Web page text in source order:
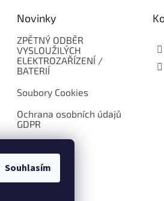
Souhlasím
Novinky
ZPĚTNÝ ODBĚR
VYSLOUŽILÝCH
ELEKTROZAŘÍZENÍ /
BATERIÍ
Soubory Cookies
Ochrana osobních údajů
GDPR